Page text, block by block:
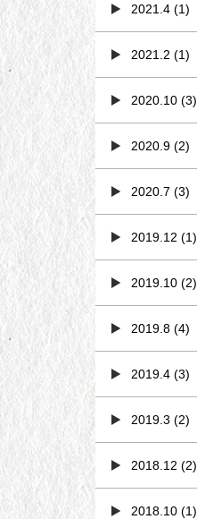
2021.4 (1)
2021.2 (1)
2020.10 (3)
2020.9 (2)
2020.7 (3)
2019.12 (1)
2019.10 (2)
2019.8 (4)
2019.4 (3)
2019.3 (2)
2018.12 (2)
2018.10 (1)